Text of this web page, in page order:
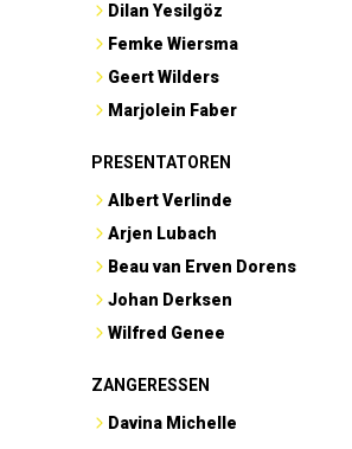
Dilan Yesilgöz
Femke Wiersma
Geert Wilders
Marjolein Faber
PRESENTATOREN
Albert Verlinde
Arjen Lubach
Beau van Erven Dorens
Johan Derksen
Wilfred Genee
ZANGERESSEN
Davina Michelle